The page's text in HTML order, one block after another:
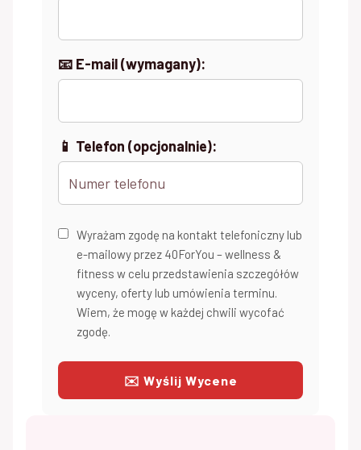
📧 E-mail (wymagany):
📱 Telefon (opcjonalnie):
Wyrażam zgodę na kontakt telefoniczny lub
e-mailowy przez 40ForYou – wellness &
fitness w celu przedstawienia szczegółów
wyceny, oferty lub umówienia terminu.
Wiem, że mogę w każdej chwili wycofać
zgodę.
✉️ Wyślij Wycene